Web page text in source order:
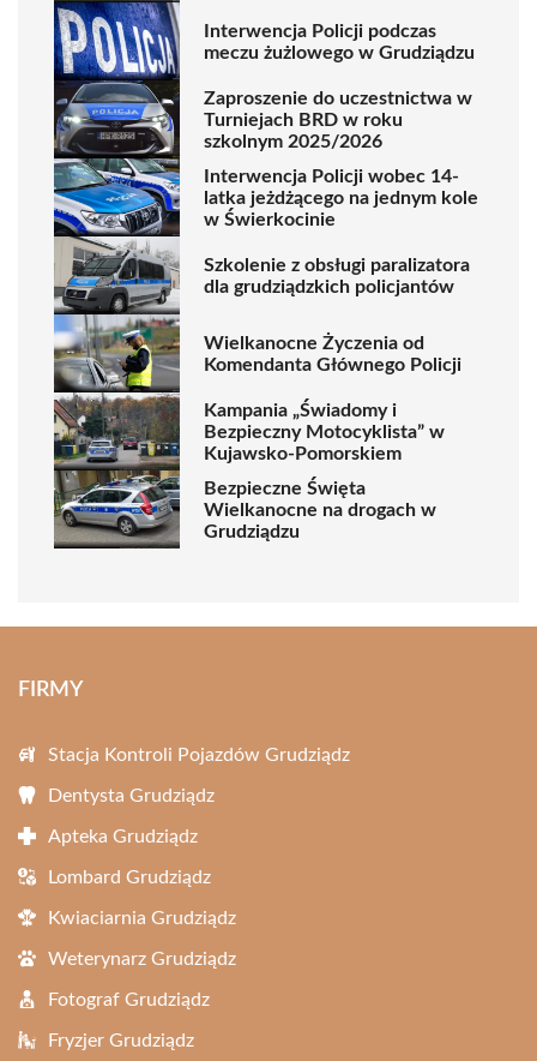
Interwencja Policji podczas
meczu żużlowego w Grudziądzu
Zaproszenie do uczestnictwa w
Turniejach BRD w roku
szkolnym 2025/2026
Interwencja Policji wobec 14-
latka jeżdżącego na jednym kole
w Świerkocinie
Szkolenie z obsługi paralizatora
dla grudziądzkich policjantów
Wielkanocne Życzenia od
Komendanta Głównego Policji
Kampania „Świadomy i
Bezpieczny Motocyklista” w
Kujawsko-Pomorskiem
Bezpieczne Święta
Wielkanocne na drogach w
Grudziądzu
FIRMY
Stacja Kontroli Pojazdów Grudziądz
Dentysta Grudziądz
Apteka Grudziądz
Lombard Grudziądz
Kwiaciarnia Grudziądz
Weterynarz Grudziądz
Fotograf Grudziądz
Fryzjer Grudziądz